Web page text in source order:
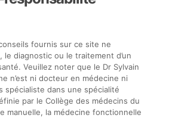
fournis sur ce site ne
le diagnostic ou le traitement d’un
Veuillez noter que le Dr Sylvain
n’est ni docteur en médecine ni
spécialiste dans une spécialité
par le Collège des médecins du
manuelle, la médecine fonctionnelle